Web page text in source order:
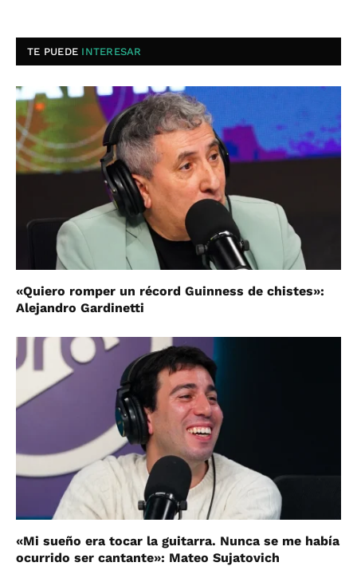
TE PUEDE INTERESAR
«Quiero romper un récord Guinness de chistes»:
Alejandro Gardinetti
«Mi sueño era tocar la guitarra. Nunca se me había
ocurrido ser cantante»: Mateo Sujatovich